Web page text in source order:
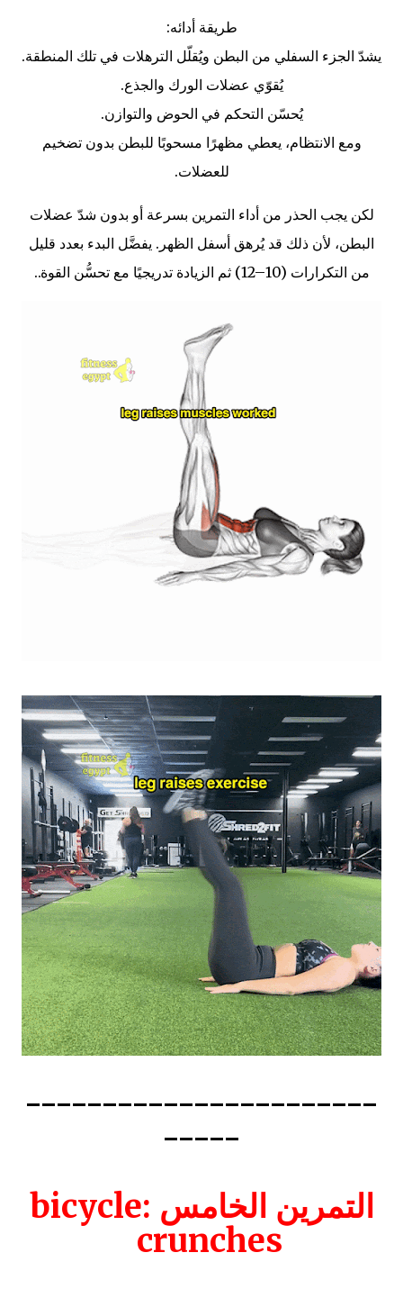
طريقة أدائه:
يشدّ الجزء السفلي من البطن ويُقلّل الترهلات في تلك المنطقة.
يُقوّي عضلات الورك والجذع.
يُحسّن التحكم في الحوض والتوازن.
ومع الانتظام، يعطي مظهرًا مسحوبًا للبطن بدون تضخيم
للعضلات.
لكن يجب الحذر من أداء التمرين بسرعة أو بدون شدّ عضلات
البطن، لأن ذلك قد يُرهق أسفل الظهر. يفضَّل البدء بعدد قليل
من التكرارات (10–12) ثم الزيادة تدريجيًا مع تحسُّن القوة.
.
-----------------------
-----
التمرين الخامس :bicycle
crunches